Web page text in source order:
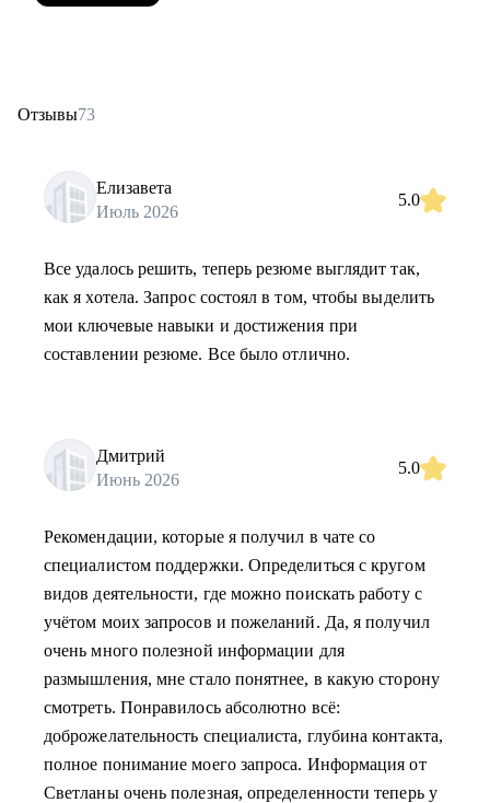
Отзывы73
Елизавета
Июль 2026
5.0
Все удалось решить, теперь резюме выглядит так,
как я хотела. Запрос состоял в том, чтобы выделить
мои ключевые навыки и достижения при
составлении резюме. Все было отлично.
Дмитрий
Июнь 2026
5.0
Рекомендации, которые я получил в чате со
специалистом поддержки. Определиться с кругом
видов деятельности, где можно поискать работу с
учётом моих запросов и пожеланий. Да, я получил
очень много полезной информации для
размышления, мне стало понятнее, в какую сторону
смотреть. Понравилось абсолютно всё:
доброжелательность специалиста, глубина контакта,
полное понимание моего запроса. Информация от
Светланы очень полезная, определенности теперь у